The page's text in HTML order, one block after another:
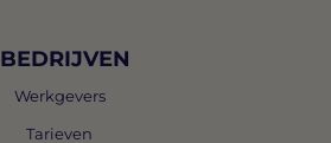
BEDRIJVEN
Werkgevers
Tarieven